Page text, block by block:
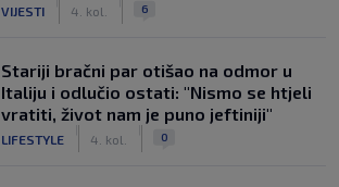
VIJESTI 4. kol. 6
Stariji bračni par otišao na odmor u
Italiju i odlučio ostati: "Nismo se htjeli
vratiti, život nam je puno jeftiniji"
LIFESTYLE 4. kol. 0